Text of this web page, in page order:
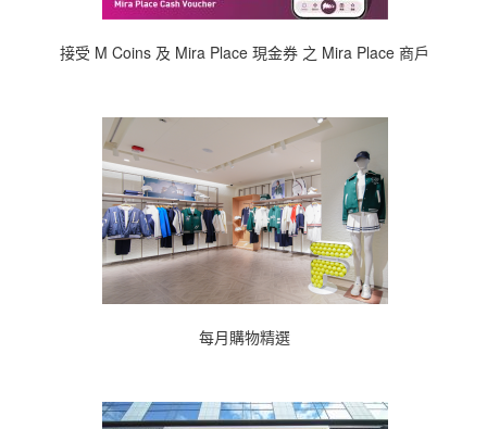
接受 M Coins 及 Mira Place 現金券 之 Mira Place 商戶
每月購物精選